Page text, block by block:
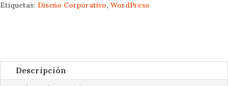
Etiquetas: Diseño Corporativo, WordPress
Descripción